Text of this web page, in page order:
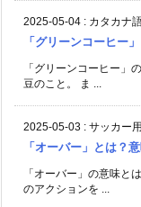
2025-05-04 : カタカナ
「グリーンコーヒー
「グリーンコーヒー」
豆のこと。 ま ...
2025-05-03 : サッカー
「オーバー」とは？
「オーバー」の意味と
のアクションを ...